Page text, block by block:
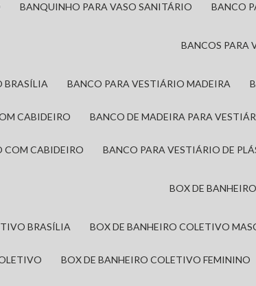
BANQUINHO PARA VASO SANITÁRIO BANCO
BANCOS PARA
BRASÍLIA BANCO PARA VESTIÁRIO MADEIRA
CABIDEIRO BANCO DE MADEIRA PARA
COM CABIDEIRO BANCO PARA VESTIÁRIO DE
BOX DE
BRASÍLIA BOX DE BANHEIRO COLETIVO
BOX DE BANHEIRO COLETIVO FEMININO